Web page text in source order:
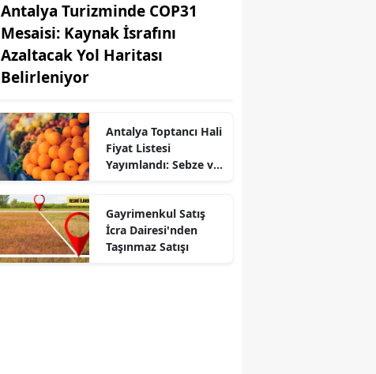
Antalya Turizminde COP31
Mesaisi: Kaynak İsrafını
Azaltacak Yol Haritası
Belirleniyor
Antalya Toptancı Hali
Fiyat Listesi
Yayımlandı: Sebze ve
Gayrimenkul Satış
İcra Dairesi'nden
Taşınmaz Satışı